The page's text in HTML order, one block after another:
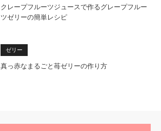
クレープフルーツジュースで作るグレープフルー
ツゼリーの簡単レシピ
ゼリー
真っ赤なまるごと苺ゼリーの作り方